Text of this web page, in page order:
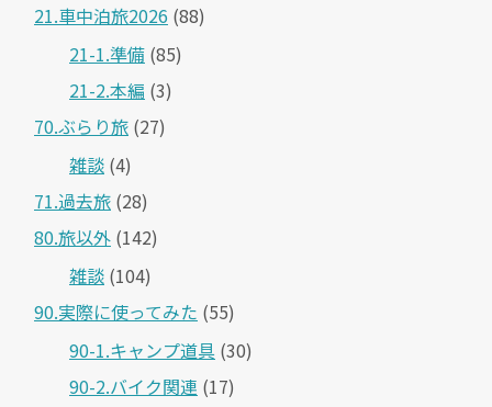
21.車中泊旅2026 (88)
21-1.準備 (85)
21-2.本編 (3)
70.ぶらり旅 (27)
雑談 (4)
71.過去旅 (28)
80.旅以外 (142)
雑談 (104)
90.実際に使ってみた (55)
90-1.キャンプ道具 (30)
90-2.バイク関連 (17)